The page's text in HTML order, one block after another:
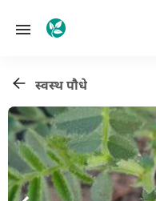
स्वस्थ पौधे